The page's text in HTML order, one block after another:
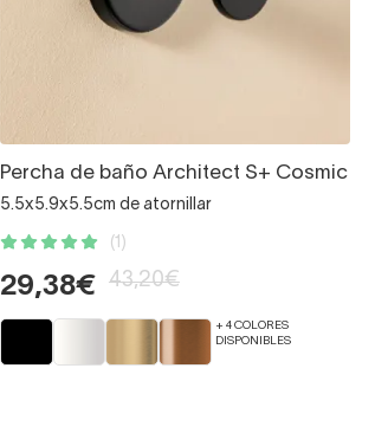
Percha de baño Architect S+ Cosmic
5.5x5.9x5.5cm de atornillar
(1)
29,38€ 43,20€
+ 4 COLORES
DISPONIBLES